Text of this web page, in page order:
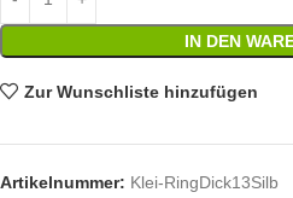
IN DEN
Zur Wunschliste hinzufügen
Artikelnummer: Klei-RingDick13Silb